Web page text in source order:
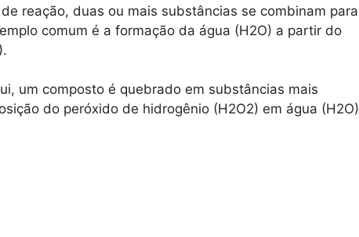
reação, duas ou mais substâncias se combinam para
comum é a formação da água (H2O) a partir do
um composto é quebrado em substâncias mais
do peróxido de hidrogênio (H2O2) em água (H2O)